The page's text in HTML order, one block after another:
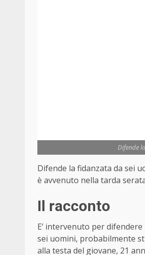
Difende
Difende la fidanzata da sei
è avvenuto nella tarda
Il racconto
E’ intervenuto per
sei uomini, probabilmente
alla testa del giovane, 21